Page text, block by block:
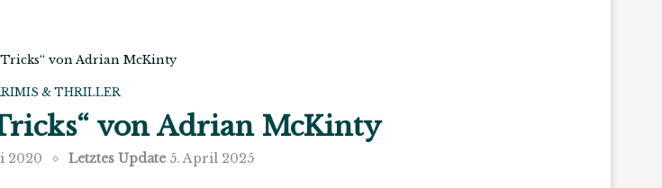
von Adrian McKinty
& THRILLER
von Adrian McKinty
2020 Letztes Update 5. April 2025